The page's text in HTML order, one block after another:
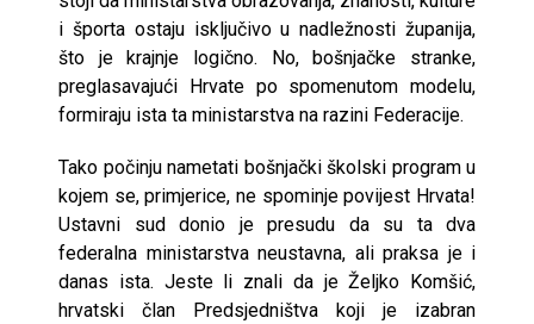
i športa ostaju isključivo u nadležnosti županija,
što je krajnje logično. No, bošnjačke stranke,
preglasavajući Hrvate po spomenutom modelu,
formiraju ista ta ministarstva na razini Federacije.
Tako počinju nametati bošnjački školski program u
kojem se, primjerice, ne spominje povijest Hrvata!
Ustavni sud donio je presudu da su ta dva
federalna ministarstva neustavna, ali praksa je i
danas ista. Jeste li znali da je Željko Komšić,
hrvatski član Predsjedništva koji je izabran